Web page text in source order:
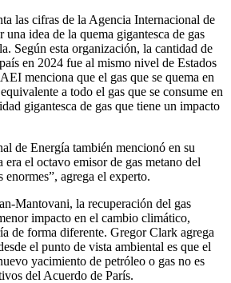
las cifras de la Agencia Internacional de
idea de la quema gigantesca de gas
Según esta organización, la cantidad de
en 2024 fue al mismo nivel de Estados
menciona que el gas que se quema en
a todo el gas que se consume en
gigantesca de gas que tiene un impacto
de Energía también mencionó en su
era el octavo emisor de gas metano del
enormes”, agrega el experto.
Mantovani, la recuperación del gas
impacto en el cambio climático,
de forma diferente. Gregor Clark agrega
el punto de vista ambiental es que el
yacimiento de petróleo o gas no es
del Acuerdo de París.